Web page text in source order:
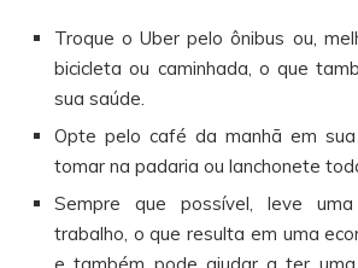
Troque o Uber pelo ônibus ou,
bicicleta ou caminhada, o que
sua saúde.
Opte pelo café da manhã em
tomar na padaria ou lanchonete
Sempre que possível, leve
trabalho, o que resulta em uma